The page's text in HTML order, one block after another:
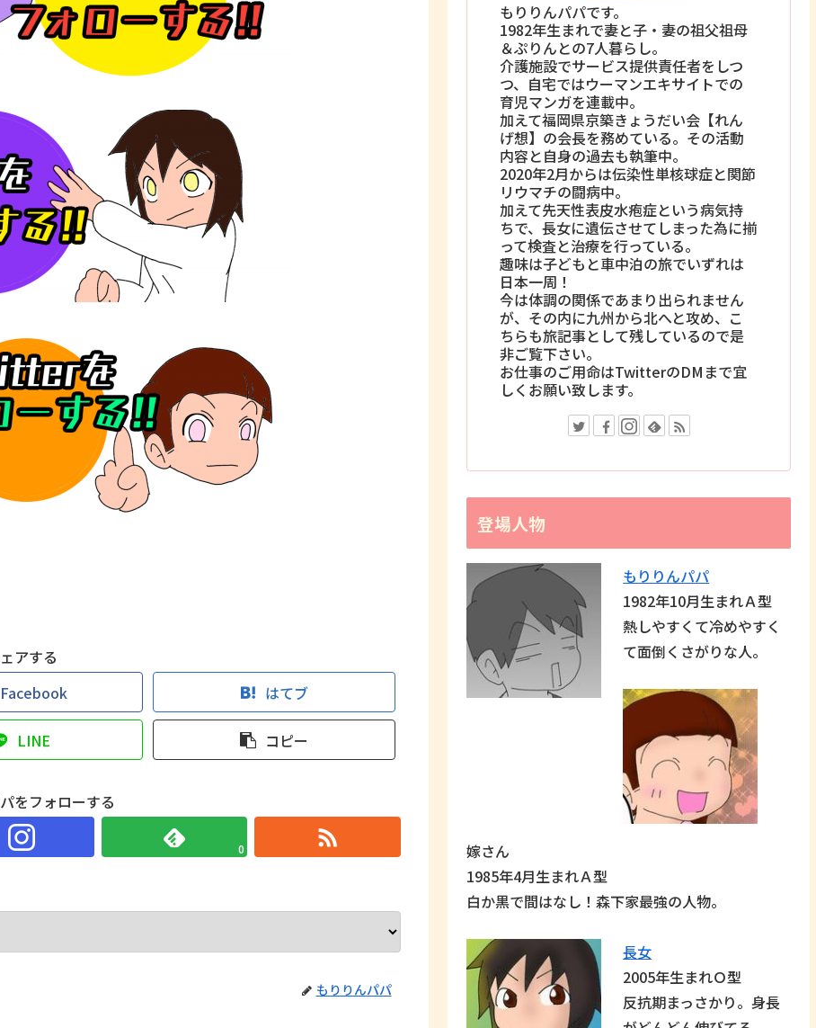
アする
Facebook はてブ
LINE コピー
をフォローする
0
もりりんパパ
もりりんパパです。
1982年生まれで妻と子・妻の祖父祖母
＆ぷりんとの7人暮らし。
介護施設でサービス提供責任者をしつ
つ、自宅ではウーマンエキサイトでの
育児マンガを連載中。
加えて福岡県京築きょうだい会【れん
げ想】の会長を務めている。その活動
内容と自身の過去も執筆中。
2020年2月からは伝染性単核球症と関節
リウマチの闘病中。
加えて先天性表皮水疱症という病気持
ちで、長女に遺伝させてしまった為に揃
って検査と治療を行っている。
趣味は子どもと車中泊の旅でいずれは
日本一周！
今は体調の関係であまり出られません
が、その内に九州から北へと攻め、こ
ちらも旅記事として残しているので是
非ご覧下さい。
お仕事のご用命はTwitterのDMまで宜
しくお願い致します。
登場人物
もりりんパパ
1982年10月生まれＡ型
熱しやすくて冷めやすく
て面倒くさがりな人。
嫁さん
1985年4月生まれＡ型
白か黒で間はなし！森下家最強の人物。
長女
2005年生まれＯ型
反抗期まっさかり。身長